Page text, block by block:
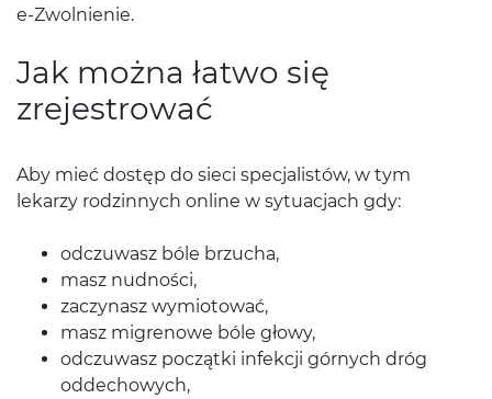
e-Zwolnienie.
Jak można łatwo się
zrejestrować
Aby mieć dostęp do sieci specjalistów, w tym
lekarzy rodzinnych online w sytuacjach gdy:
odczuwasz bóle brzucha,
masz nudności,
zaczynasz wymiotować,
masz migrenowe bóle głowy,
odczuwasz początki infekcji górnych dróg
oddechowych,